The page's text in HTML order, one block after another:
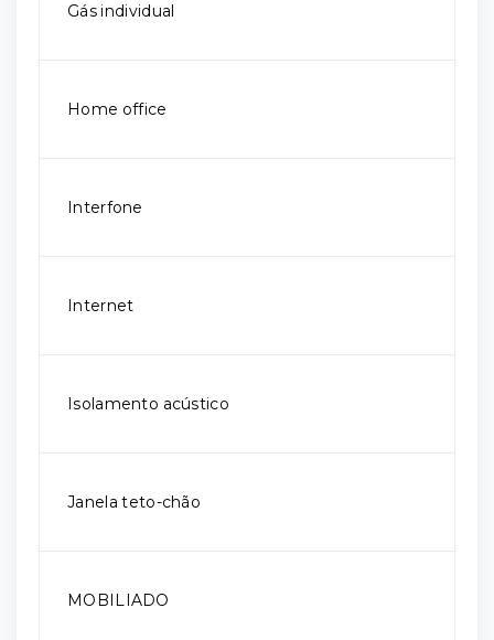
Gás individual
Home office
Interfone
Internet
Isolamento acústico
Janela teto-chão
MOBILIADO